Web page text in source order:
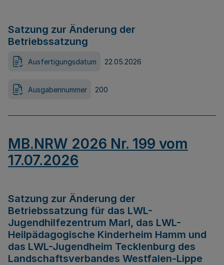
Satzung zur Änderung der
Betriebssatzung
Ausfertigungsdatum 22.05.2026
Ausgabennummer 200
MB.NRW 2026 Nr. 199 vom
17.07.2026
Satzung zur Änderung der
Betriebssatzung für das LWL-
Jugendhilfezentrum Marl, das LWL-
Heilpädagogische Kinderheim Hamm und
das LWL-Jugendheim Tecklenburg des
Landschaftsverbandes Westfalen-Lippe